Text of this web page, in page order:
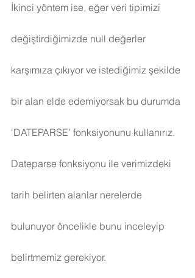
İkinci yöntem ise, eğer veri tipimizi
değiştirdiğimizde null değerler
karşımıza çıkıyor ve istediğimiz şekilde
bir alan elde edemiyorsak bu durumda
‘DATEPARSE’ fonksiyonunu kullanırız.
Dateparse fonksiyonu ile verimizdeki
tarih belirten alanlar nerelerde
bulunuyor öncelikle bunu inceleyip
belirtmemiz gerekiyor.